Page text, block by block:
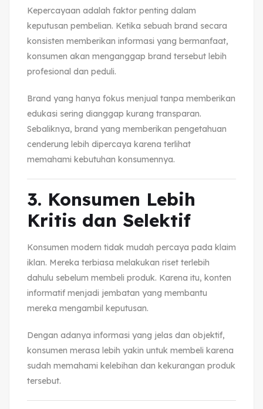
Kepercayaan adalah faktor penting dalam
keputusan pembelian. Ketika sebuah brand secara
konsisten memberikan informasi yang bermanfaat,
konsumen akan menganggap brand tersebut lebih
profesional dan peduli.
Brand yang hanya fokus menjual tanpa memberikan
edukasi sering dianggap kurang transparan.
Sebaliknya, brand yang memberikan pengetahuan
cenderung lebih dipercaya karena terlihat
memahami kebutuhan konsumennya.
3. Konsumen Lebih
Kritis dan Selektif
Konsumen modern tidak mudah percaya pada klaim
iklan. Mereka terbiasa melakukan riset terlebih
dahulu sebelum membeli produk. Karena itu, konten
informatif menjadi jembatan yang membantu
mereka mengambil keputusan.
Dengan adanya informasi yang jelas dan objektif,
konsumen merasa lebih yakin untuk membeli karena
sudah memahami kelebihan dan kekurangan produk
tersebut.